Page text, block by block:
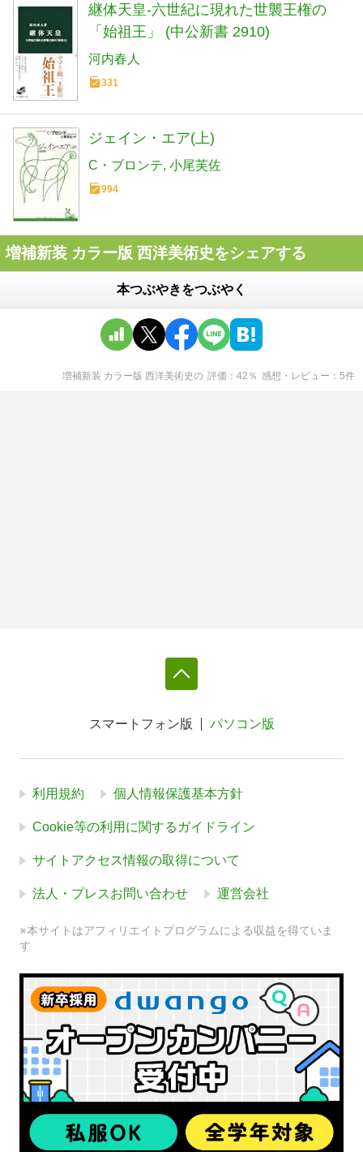
継体天皇-六世紀に現れた世襲王権の
「始祖王」 (中公新書 2910)
河内春人
331
ジェイン・エア(上)
C・ブロンテ 小尾芙佐
994
増補新装 カラー版 西洋美術史をシェアする
本つぶやきをつぶやく
増補新装 カラー版 西洋美術史の 評価 42 ％ 感想・レビュー 5件
スマートフォン版 パソコン版
利用規約 個人情報保護基本方針
Cookie等の利用に関するガイドライン
サイトアクセス情報の取得について
法人・プレスお問い合わせ 運営会社
※本サイトはアフィリエイトプログラムによる収益を得ていま
す